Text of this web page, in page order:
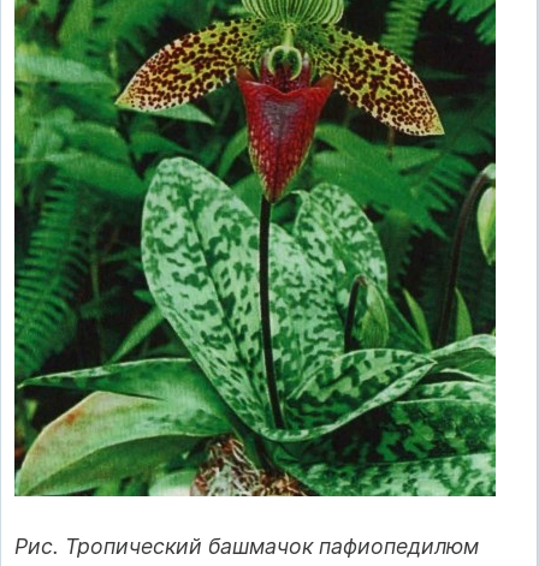
Рис. Тропический башмачок пафиопедилюм